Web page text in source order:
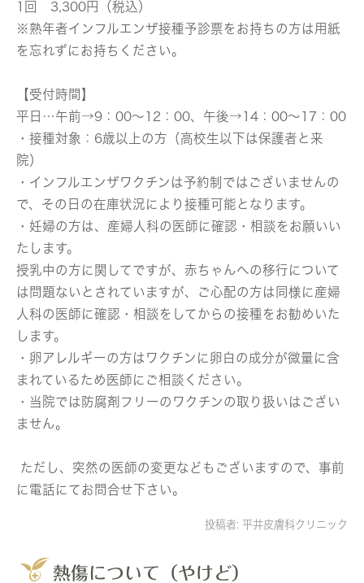
1回 3,300円（税込）
※熟年者インフルエンザ接種予診票をお持ちの方は用紙
を忘れずにお持ちください。
【受付時間】
平日…午前→9：00～12：00、午後→14：00～17：00
・接種対象：6歳以上の方（高校生以下は保護者と来
院）
・インフルエンザワクチンは予約制ではございませんの
で、その日の在庫状況により接種可能となります。
・妊婦の方は、産婦人科の医師に確認・相談をお願いい
たします。
授乳中の方に関してですが、赤ちゃんへの移行について
は問題ないとされていますが、ご心配の方は同様に産婦
人科の医師に確認・相談をしてからの接種をお勧めいた
します。
・卵アレルギーの方はワクチンに卵白の成分が微量に含
まれているため医師にご相談ください。
・当院では防腐剤フリーのワクチンの取り扱いはござい
ません。
ただし、突然の医師の変更などもございますので、事前
に電話にてお問合せ下さい。
投稿者: 平井皮膚科クリニック
熱傷について（やけど）